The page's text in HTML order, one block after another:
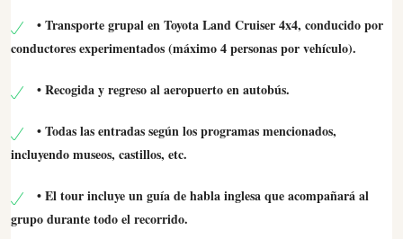
• Transporte grupal en Toyota Land Cruiser 4x4, conducido por
conductores experimentados (máximo 4 personas por vehículo).
• Recogida y regreso al aeropuerto en autobús.
• Todas las entradas según los programas mencionados,
incluyendo museos, castillos, etc.
• El tour incluye un guía de habla inglesa que acompañará al
grupo durante todo el recorrido.